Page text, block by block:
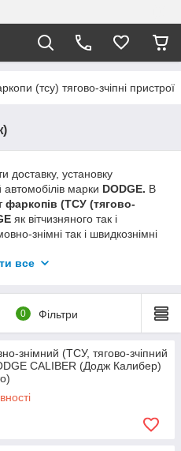
(тсу) тягово-зчіпні пристрої
доставку, установку
марки DODGE. В
фаркопів (ТСУ (тягово-
як вітчизняного так і
знімні так і швидкознімні
на Ваш
за вказаними на сайті
все
0 Фільтри
знімний (ТСУ, тягово-зчіпний
CALIBER (Додж Калибер)